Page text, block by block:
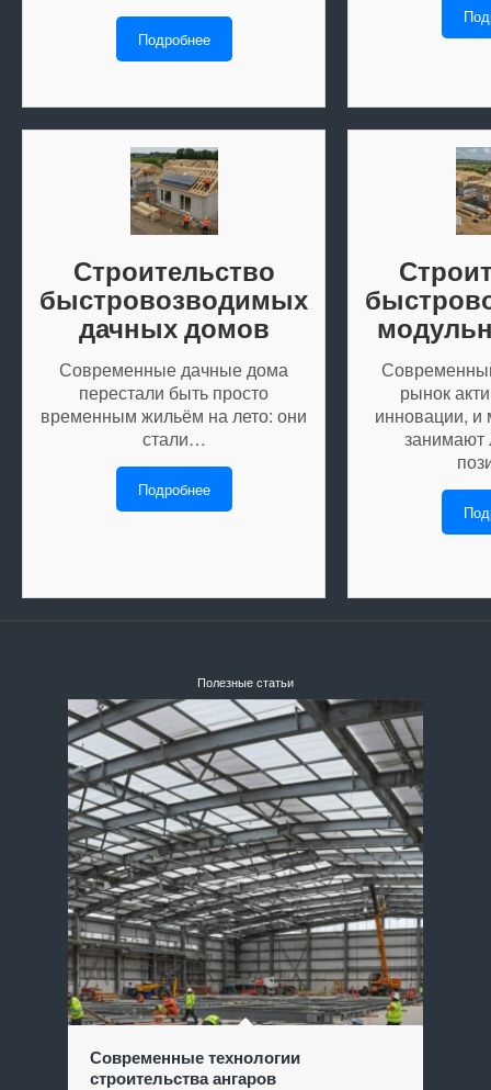
Подробнее
Строительство
быстровозводимых
дачных домов
Современные дачные дома
перестали быть просто
временным жильём на лето: они
стали…
Подробнее
рынок
инновации,
Полезные статьи
Современные технологии
строительства ангаров